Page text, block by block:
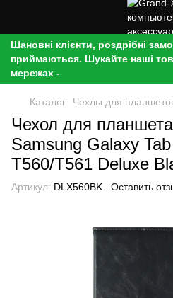
Шановні клієнти, роздрібні
приймаються. Шукайте наші
мережах -
Каталог Чехлы для
Чехол для
Samsung Galaxy
T560/T561 Deluxe
Артикул: DLX560BK Оставить